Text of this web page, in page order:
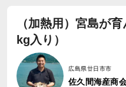
（加熱用）宮島が
kg入り）
広島県廿日市市
佐久間海産商